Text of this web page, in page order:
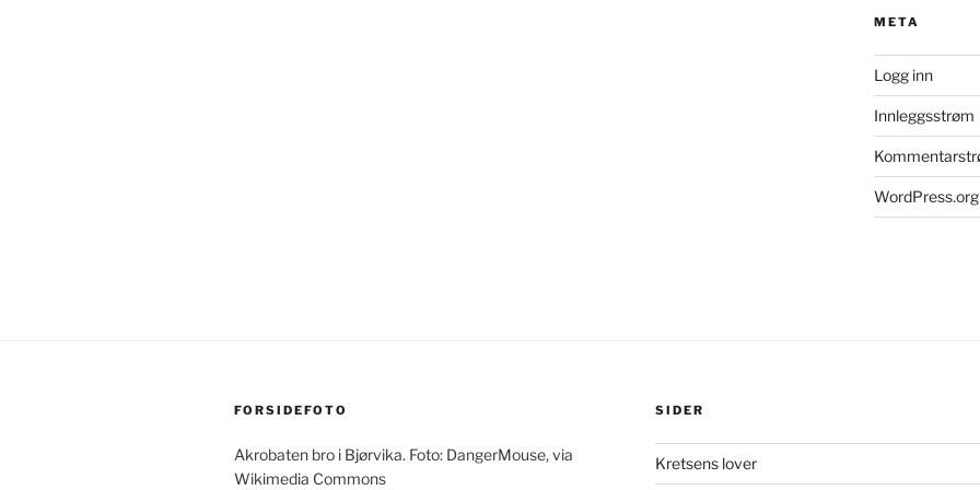
META
Logg inn
Innleggsstrøm
WordPress.org
FORSIDEFOTO
Akrobaten bro i Bjørvika. Foto: DangerMouse, via
Wikimedia Commons
SIDER
Kretsens lover